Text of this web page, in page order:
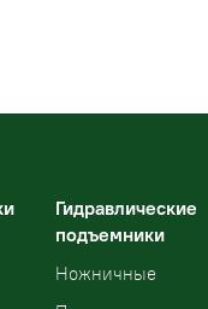
Гидравлические
подъемники
Ножничные